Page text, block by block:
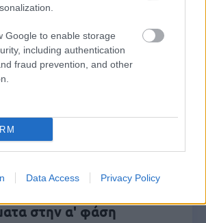
Google to enable storage
including authentication
fraud prevention, and other
Data Access Privacy Policy
θέσεις εργασίας στο
πτυχίο)
προσλήψεων
το Β' Στάδιο
στην α' φάση